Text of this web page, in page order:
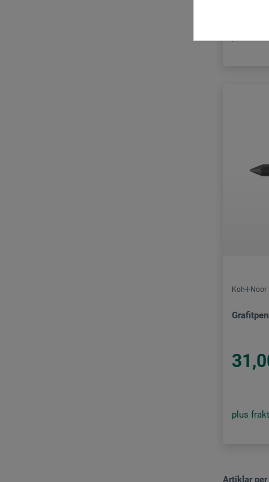
Koh-I-Noor
plus
Artiklar per